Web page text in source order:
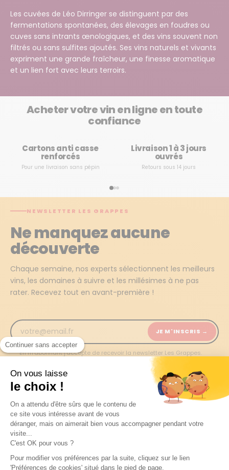
Continuer sans accepter
On vous laisse
le choix !
On a attendu d'être sûrs que le contenu de
ce site vous intéresse avant de vous
déranger, mais on aimerait bien vous accompagner pendant votre
visite...
C'est OK pour vous ?
Pour modifier vos préférences par la suite, cliquez sur le lien
'Préférences de cookies' situé dans le pied de page.
Les cuvées de Léo Dirringer se distinguent par des
fermentations spontanées, des élevages en foudres ou
cuves sans intrants œnologiques, et des vins souvent non
filtrés ou sans sulfites ajoutés. Ses vins naturels et vivants
expriment une grande fraîcheur, une finesse aromatique
et un lien fort avec leurs terroirs.
Acheter votre vin en ligne en toute
confiance
Cartons anti casse
renforcés
Pour une livraison sans pépin
Livraison 1 à 3 jours
ouvrés
Retours sous 14 jours
NEWSLETTER LES GRAPPES
Ne manquez aucune
découverte
Chaque semaine, nos experts sélectionnent les meilleurs
vins, les domaines à suivre et les millésimes à ne pas
rater. Recevez tout en avant-première !
JE M'INSCRIS →
En m'abonnant j'accepte de recevoir la newsletter Les Grappes.
Les Grappes est le premier partenaire des vignerons et
producteurs : artisans, récoltants et indépendants.
Depuis 2014, Les Grappes déniche des vins sincères, vinifiés